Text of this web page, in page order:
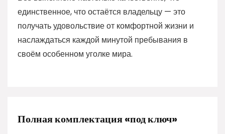
единственное, что остаётся владельцу — это
получать удовольствие от комфортной жизни и
наслаждаться каждой минутой пребывания в
своём особенном уголке мира.
Полная комплектация «под ключ»